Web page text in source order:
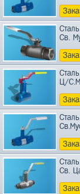
Св.
Ц/
Св.